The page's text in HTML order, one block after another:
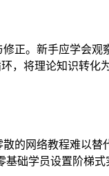
正。新手应学会
环，将理论知识转化
的网络教程难以
础学员设置阶梯